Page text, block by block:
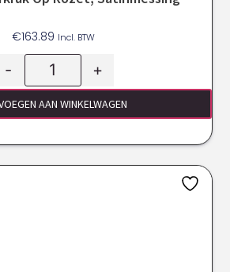
€163.89 Incl. BTW
- +
AAN WINKELWAGEN